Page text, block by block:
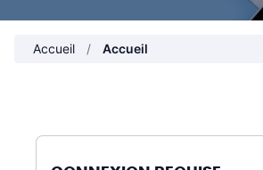
Accueil Accueil